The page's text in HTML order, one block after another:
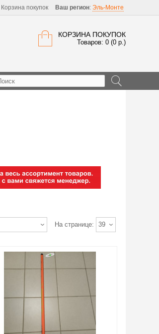
Корзина покупок Ваш регион: Эль-Монте
КОРЗИНА ПОКУПОК
Товаров: 0 (0 р.)
На странице: 39